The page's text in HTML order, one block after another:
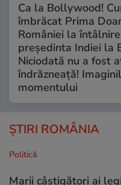
Ca la Bollywood!
îmbrăcat Prima
României la
președinta Indiei la
Niciodată nu a fost
îndrăzneață!
momentului
ȘTIRI ROMÂNIA
Politică
Marii câștigători ai